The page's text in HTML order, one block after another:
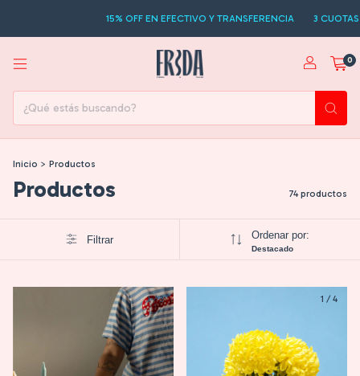
15% OFF EN EFECTIVO Y TRANSFERENCIA 3 CUOTAS SIN INTERES
0
Inicio > Productos
Productos 74 productos
Filtrar Ordenar por:
Destacado
1/3 1 / 4